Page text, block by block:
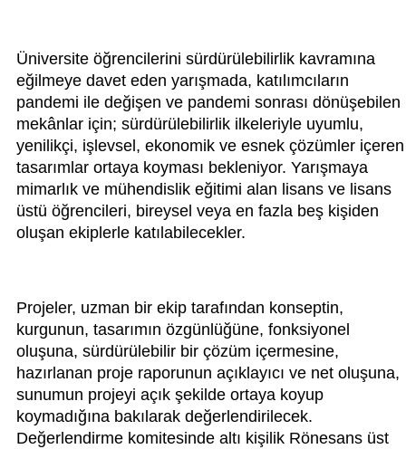
Üniversite öğrencilerini sürdürülebilirlik kavramına
eğilmeye davet eden yarışmada, katılımcıların
pandemi ile değişen ve pandemi sonrası dönüşebilen
mekânlar için; sürdürülebilirlik ilkeleriyle uyumlu,
yenilikçi, işlevsel, ekonomik ve esnek çözümler içeren
tasarımlar ortaya koyması bekleniyor. Yarışmaya
mimarlık ve mühendislik eğitimi alan lisans ve lisans
üstü öğrencileri, bireysel veya en fazla beş kişiden
oluşan ekiplerle katılabilecekler.
Projeler, uzman bir ekip tarafından konseptin,
kurgunun, tasarımın özgünlüğüne, fonksiyonel
oluşuna, sürdürülebilir bir çözüm içermesine,
hazırlanan proje raporunun açıklayıcı ve net oluşuna,
sunumun projeyi açık şekilde ortaya koyup
koymadığına bakılarak değerlendirilecek.
Değerlendirme komitesinde altı kişilik Rönesans üst